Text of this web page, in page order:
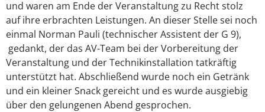
und waren am Ende der Veranstaltung zu Recht stolz
auf ihre erbrachten Leistungen. An dieser Stelle sei noch
einmal Norman Pauli (technischer Assistent der G 9),
gedankt, der das AV-Team bei der Vorbereitung der
Veranstaltung und der Technikinstallation tatkräftig
unterstützt hat. Abschließend wurde noch ein Getränk
und ein kleiner Snack gereicht und es wurde ausgiebig
über den gelungenen Abend gesprochen.